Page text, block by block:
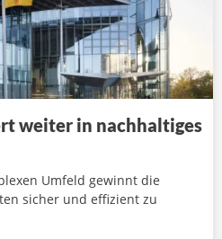
weiter in nachhaltiges
Umfeld gewinnt die
sicher und effizient zu